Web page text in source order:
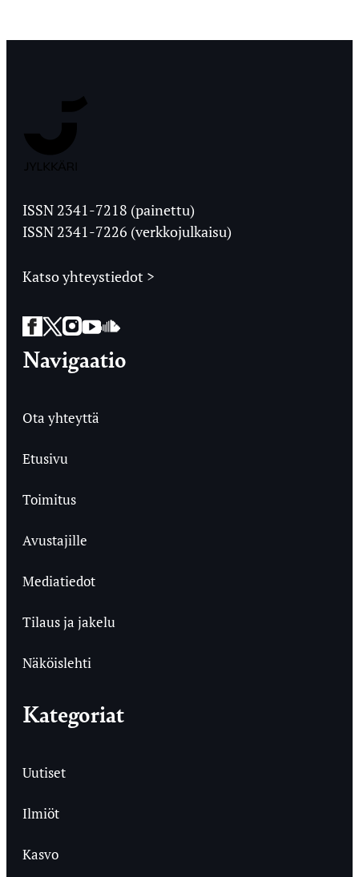
Ylioppilaslehti
ISSN 2341-7218 (painettu)
ISSN 2341-7226 (verkkojulkaisu)
Katso yhteystiedot >
Facebook
Twitter
Instagram
YouTube
SoundCloud
Navigaatio
Ota yhteyttä
Etusivu
Toimitus
Avustajille
Mediatiedot
Tilaus ja jakelu
Näköislehti
Kategoriat
Uutiset
Ilmiöt
Kasvo